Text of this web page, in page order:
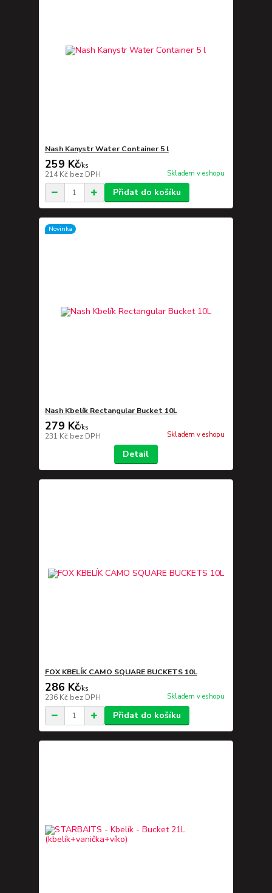
Nash Kanystr Water Container 5 l
259 Kč/ks
214 Kč bez DPH Skladem v eshopu
Přidat do košíku
Novinka
Nash Kbelík Rectangular Bucket 10L
279 Kč/ks
231 Kč bez DPH Skladem v eshopu
Detail
FOX KBELÍK CAMO SQUARE BUCKETS 10L
286 Kč/ks
236 Kč bez DPH Skladem v eshopu
Přidat do košíku